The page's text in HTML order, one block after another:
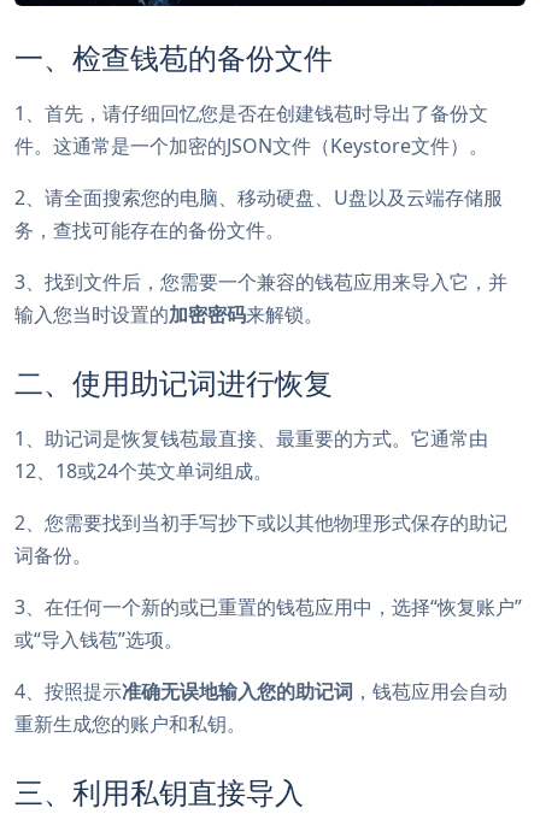
一、检查钱苞的备份文件
1、首先，请仔细回忆您是否在创建钱苞时导出了备份文
件。这通常是一个加密的JSON文件（Keystore文件）。
2、请全面搜索您的电脑、移动硬盘、U盘以及云端存储服
务，查找可能存在的备份文件。
3、找到文件后，您需要一个兼容的钱苞应用来导入它，并
输入您当时设置的加密密码来解锁。
二、使用助记词进行恢复
1、助记词是恢复钱苞最直接、最重要的方式。它通常由
12、18或24个英文单词组成。
2、您需要找到当初手写抄下或以其他物理形式保存的助记
词备份。
3、在任何一个新的或已重置的钱苞应用中，选择“恢复账户”
或“导入钱苞”选项。
4、按照提示准确无误地输入您的助记词 ，钱苞应用会自动
重新生成您的账户和私钥。
三、利用私钥直接导入